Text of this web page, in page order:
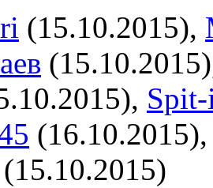
(15.10.2015),
(15.10.2015)